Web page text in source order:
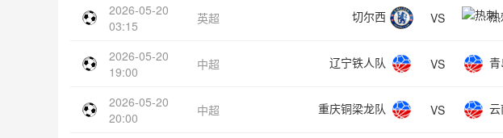
2026-05-20
03:15
英超 切尔西 VS 热
2026-05-20
19:00
中超 辽宁铁人队 VS 青
2026-05-20
20:00
中超 重庆铜梁龙队 VS 云